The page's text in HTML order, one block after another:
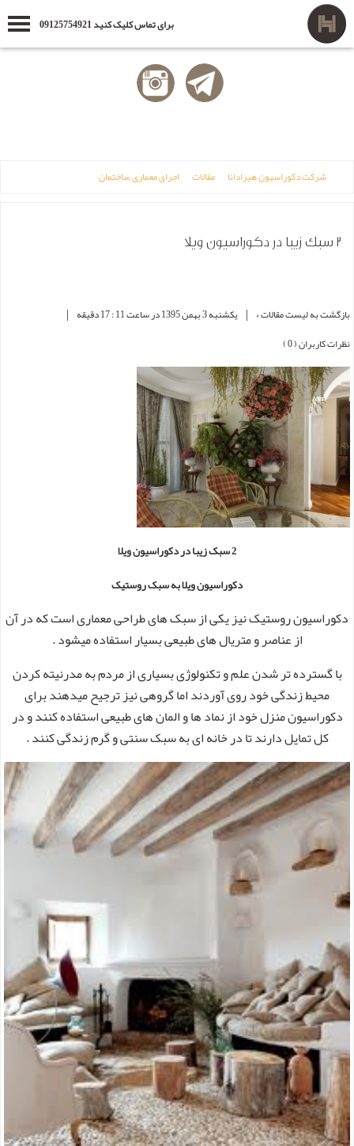
برای تماس کلیک کنید 09125754921
شرکت دکوراسیون هیرادانا مقالات اجرای معماری ساختمان
2 سبک زیبا در دکوراسیون ویلا
بازگشت به لیست مقالات » | یکشنبه 3 بهمن 1395 در ساعت 11 : 17 دقیقه |
نظرات کاربران ( 0 )
2 سبک زیبا در دکوراسیون ویلا
دکوراسیون ویلا به سبک روستیک
دکوراسیون روستیک نیز یکی از سبک های طراحی معماری است که در آن
از عناصر و متریال های طبیعی بسیار استفاده میشود .
با گسترده تر شدن علم و تکنولوژی بسیاری از مردم به مدرنیته کردن
محیط زندگی خود روی آوردند اما گروهی نیز ترجیح میدهند برای
دکوراسیون منزل خود از نماد ها و المان های طبیعی استفاده کنند و در
کل تمایل دارند تا در خانه ای به سبک سنتی و گرم زندگی کنند .